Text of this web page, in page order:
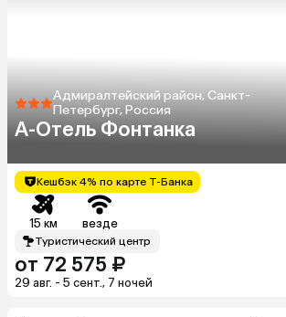
Адмиралтейский район, Санкт-
Петербург, Россия
A-Отель Фонтанка
Кешбэк 4% по карте Т-Банка
15 км везде
Туристический центр
от 72 575 ₽
29 авг. - 5 сент., 7 ночей